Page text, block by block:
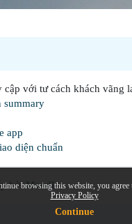
browsing this website, you agree
Privacy Policy
Continue
khóa học
cập với tư cách khách vãng
summary
app
diện chuẩn
bởiMoodle